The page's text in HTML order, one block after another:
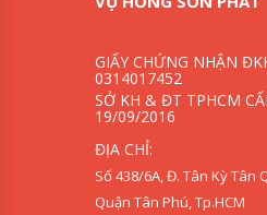
GIẤY CHỨNG NHẬN
0314017452
SỞ KH & ĐT TPHCM
19/09/2016
ĐỊA CHỈ:
Số 438/6A, Đ. Tân Kỳ Tân
Quận Tân Phú, Tp.HCM